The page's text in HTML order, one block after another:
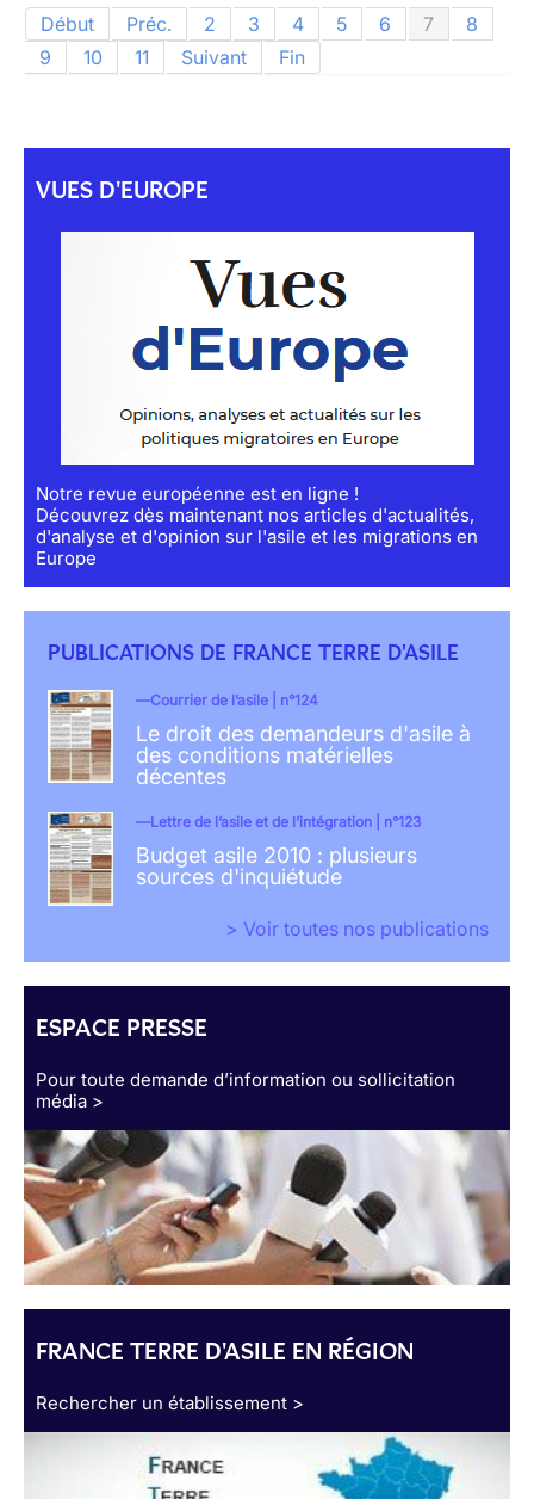
Début Préc. 2 3 4 5 6 7
8
9
10 11 Suivant Fin
VUES D'EUROPE
Notre revue européenne est en ligne !
Découvrez dès maintenant nos articles d'actualités,
d'analyse et d'opinion sur l'asile et les migrations en
Europe
PUBLICATIONS DE FRANCE TERRE D'ASILE
Courrier de l’asile | n°124
Le droit des demandeurs d'asile à
des conditions matérielles
décentes
Lettre de l’asile et de l’intégration | n°123
Budget asile 2010 : plusieurs
sources d'inquiétude
> Voir toutes nos publications
ESPACE PRESSE
Pour toute demande d’information ou sollicitation
média >
FRANCE TERRE D'ASILE EN RÉGION
Rechercher un établissement >